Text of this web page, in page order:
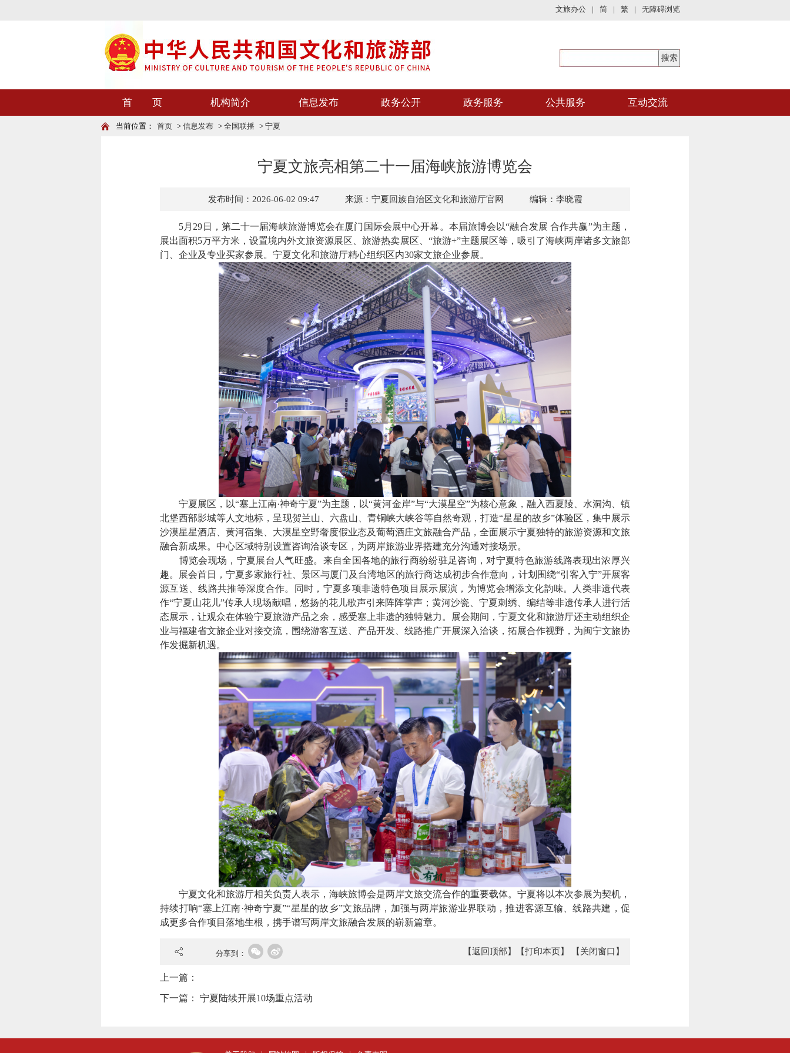
文旅办公 | 简 | 繁 | 无障碍浏览
首 页 机构简介 信息发布 政务公开 政务服务 公共服务 互动交流
当前位置： 首页 > 信息发布 > 全国联播 > 宁夏
宁夏文旅亮相第二十一届海峡旅游博览会
发布时间：2026-06-02 09:47 来源：宁夏回族自治区文化和旅游厅官网 编辑：李晓霞
5月29日，第二十一届海峡旅游博览会在厦门国际会展中心开幕。本届旅博会以“融合发展 合作共赢”为主题，
展出面积5万平方米，设置境内外文旅资源展区、旅游热卖展区、“旅游+”主题展区等，吸引了海峡两岸诸多文旅部
门、企业及专业买家参展。宁夏文化和旅游厅精心组织区内30家文旅企业参展。
宁夏展区，以“塞上江南·神奇宁夏”为主题，以“黄河金岸”与“大漠星空”为核心意象，融入西夏陵、水洞沟、镇
北堡西部影城等人文地标，呈现贺兰山、六盘山、青铜峡大峡谷等自然奇观，打造“星星的故乡”体验区，集中展示
沙漠星星酒店、黄河宿集、大漠星空野奢度假业态及葡萄酒庄文旅融合产品，全面展示宁夏独特的旅游资源和文旅
融合新成果。中心区域特别设置咨询洽谈专区，为两岸旅游业界搭建充分沟通对接场景。
博览会现场，宁夏展台人气旺盛。来自全国各地的旅行商纷纷驻足咨询，对宁夏特色旅游线路表现出浓厚兴
趣。展会首日，宁夏多家旅行社、景区与厦门及台湾地区的旅行商达成初步合作意向，计划围绕“引客入宁”开展客
源互送、线路共推等深度合作。同时，宁夏多项非遗特色项目展示展演，为博览会增添文化韵味。人类非遗代表
作“宁夏山花儿”传承人现场献唱，悠扬的花儿歌声引来阵阵掌声；黄河沙瓷、宁夏刺绣、编结等非遗传承人进行活
态展示，让观众在体验宁夏旅游产品之余，感受塞上非遗的独特魅力。展会期间，宁夏文化和旅游厅还主动组织企
业与福建省文旅企业对接交流，围绕游客互送、产品开发、线路推广开展深入洽谈，拓展合作视野，为闽宁文旅协
作发掘新机遇。
宁夏文化和旅游厅相关负责人表示，海峡旅博会是两岸文旅交流合作的重要载体。宁夏将以本次参展为契机，
持续打响“塞上江南·神奇宁夏”“星星的故乡”文旅品牌，加强与两岸旅游业界联动，推进客源互输、线路共建，促
成更多合作项目落地生根，携手谱写两岸文旅融合发展的崭新篇章。
分享到： 【返回顶部】 【打印本页】 【关闭窗口】
上一篇：
下一篇： 宁夏陆续开展10场重点活动